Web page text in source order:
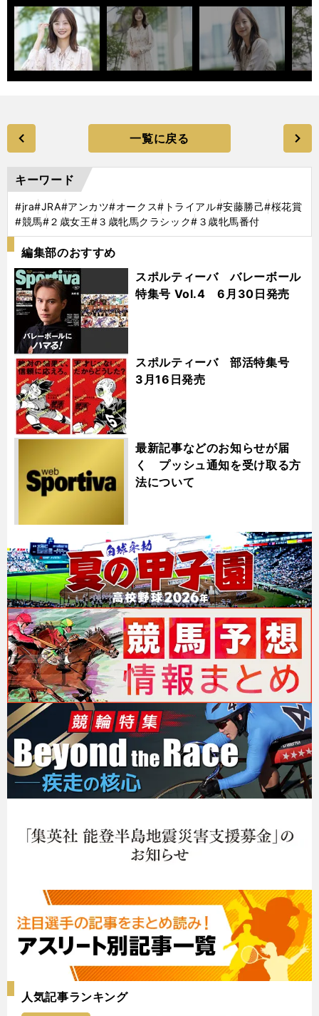
一覧に戻る
キーワード
#jra#JRA#アンカツ#オークス#トライアル#安藤勝己#桜花賞
#競馬#２歳女王#３歳牝馬クラシック#３歳牝馬番付
編集部のおすすめ
スポルティーバ バレーボール
特集号 Vol.4 6月30日発売
スポルティーバ 部活特集号
3月16日発売
最新記事などのお知らせが届
く プッシュ通知を受け取る方
法について
人気記事ランキング